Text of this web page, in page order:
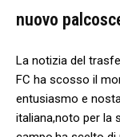
nuovo
La notizia del
‍FC ha scosso il
‌entusiasmo e
italiana,noto per la